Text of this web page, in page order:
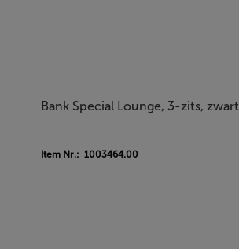
Bank Special Lounge, 3-zits, zwart
Item Nr.: 1003464.00